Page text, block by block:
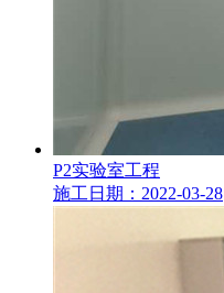
P2实验室工程
施工日期：2022-03-28